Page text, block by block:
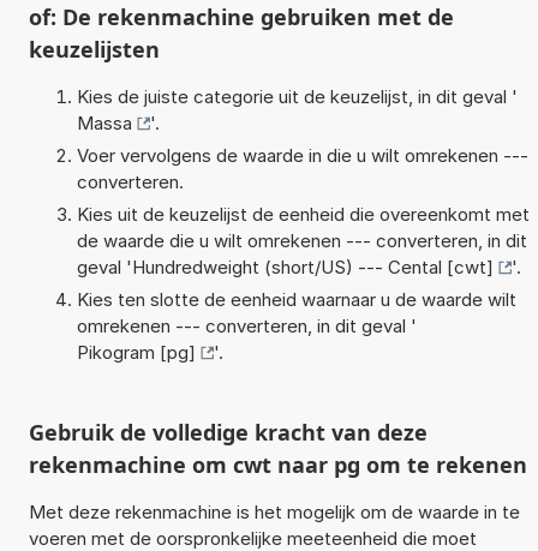
of: De rekenmachine gebruiken met de
keuzelijsten
Kies de juiste categorie uit de keuzelijst, in dit geval '
Massa
'.
Voer vervolgens de waarde in die u wilt omrekenen ---
converteren.
Kies uit de keuzelijst de eenheid die overeenkomt met
de waarde die u wilt omrekenen --- converteren, in dit
geval 'Hundredweight (short/US) --- Cental [cwt]
'.
Kies ten slotte de eenheid waarnaar u de waarde wilt
omrekenen --- converteren, in dit geval '
Pikogram [pg]
'.
Gebruik de volledige kracht van deze
rekenmachine om cwt naar pg om te rekenen
Met deze rekenmachine is het mogelijk om de waarde in te
voeren met de oorspronkelijke meeteenheid die moet